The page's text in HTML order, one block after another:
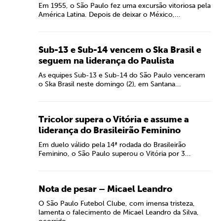
Em 1955, o São Paulo fez uma excursão vitoriosa pela
América Latina. Depois de deixar o México,...
Sub-13 e Sub-14 vencem o Ska Brasil e
seguem na liderança do Paulista
As equipes Sub-13 e Sub-14 do São Paulo venceram
o Ska Brasil neste domingo (2), em Santana...
Tricolor supera o Vitória e assume a
liderança do Brasileirão Feminino
Em duelo válido pela 14ª rodada do Brasileirão
Feminino, o São Paulo superou o Vitória por 3...
Nota de pesar – Micael Leandro
O São Paulo Futebol Clube, com imensa tristeza,
lamenta o falecimento de Micael Leandro da Silva,